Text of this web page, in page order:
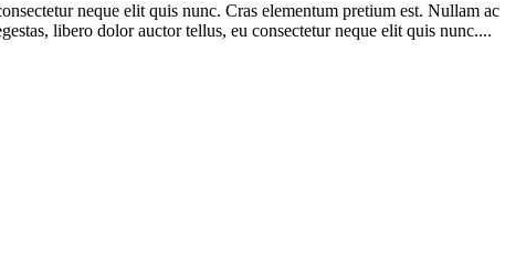
neque elit quis nunc. Cras elementum pretium est. Nullam ac
libero dolor auctor tellus, eu consectetur neque elit quis nunc....